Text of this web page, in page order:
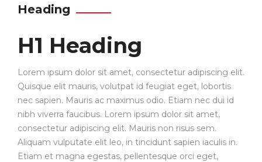
Heading
H1 Heading
Lorem ipsum dolor sit amet, consectetur adipiscing elit.
Quisque elit mauris, volutpat id feugiat eget, lobortis
nec sapien. Mauris ac maximus odio. Etiam nec dui id
nibh viverra faucibus. Lorem ipsum dolor sit amet,
consectetur adipiscing elit. Mauris non risus sem.
Aliquam vulputate elit leo, in tincidunt sapien iaculis in.
Etiam et magna egestas, pellentesque orci eget,